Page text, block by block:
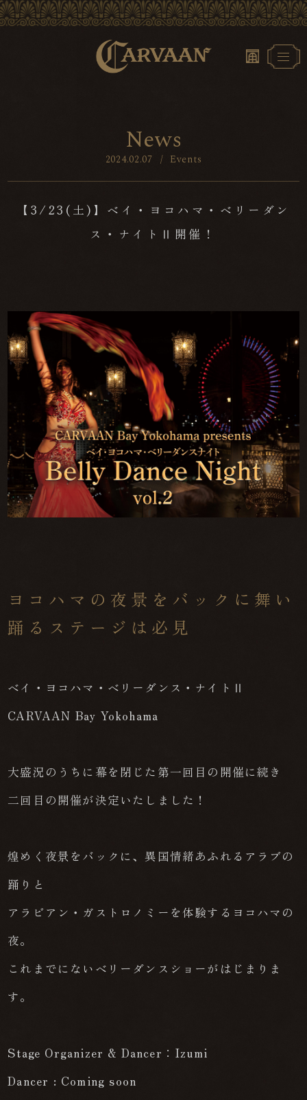
News
2024.02.07 / Events
【3/23(土)】ベイ・ヨコハマ・ベリーダン
ス・ナイトⅡ開催！
ヨコハマの夜景をバックに舞い
踊るステージは必見
ベイ・ヨコハマ・ベリーダンス・ナイトⅡ
CARVAAN Bay Yokohama
大盛況のうちに幕を閉じた第一回目の開催に続き
二回目の開催が決定いたしました！
煌めく夜景をバックに、異国情緒あふれるアラブの
踊りと
アラビアン・ガストロノミーを体験するヨコハマの
夜。
これまでにないベリーダンスショーがはじまりま
す。
Stage Organizer & Dancer：Izumi
Dancer : Coming soon